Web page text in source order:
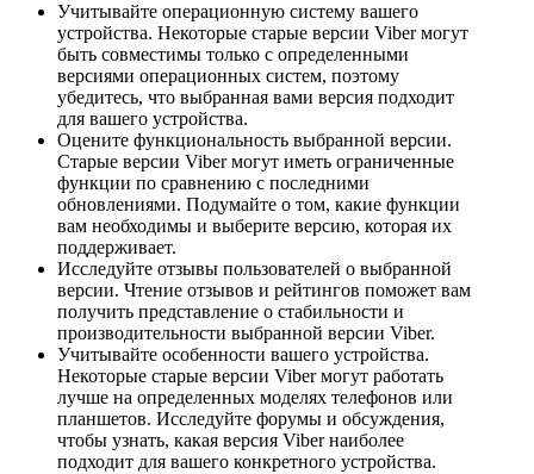
Учитывайте операционную систему вашего
устройства. Некоторые старые версии Viber могут
быть совместимы только с определенными
версиями операционных систем, поэтому
убедитесь, что выбранная вами версия подходит
для вашего устройства.
Оцените функциональность выбранной версии.
Старые версии Viber могут иметь ограниченные
функции по сравнению с последними
обновлениями. Подумайте о том, какие функции
вам необходимы и выберите версию, которая их
поддерживает.
Исследуйте отзывы пользователей о выбранной
версии. Чтение отзывов и рейтингов поможет вам
получить представление о стабильности и
производительности выбранной версии Viber.
Учитывайте особенности вашего устройства.
Некоторые старые версии Viber могут работать
лучше на определенных моделях телефонов или
планшетов. Исследуйте форумы и обсуждения,
чтобы узнать, какая версия Viber наиболее
подходит для вашего конкретного устройства.